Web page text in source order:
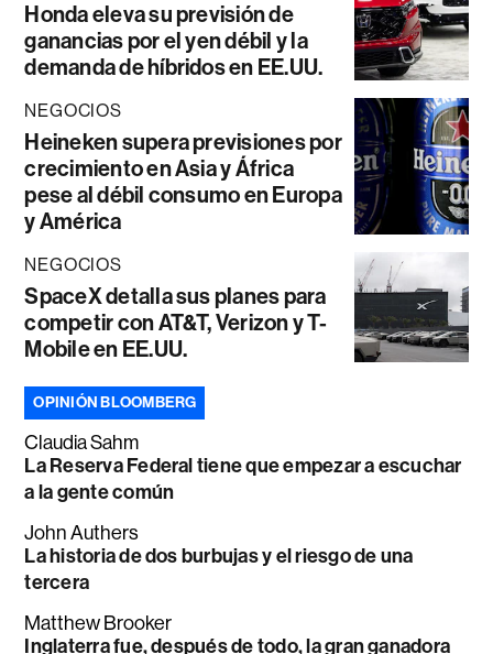
Honda eleva su previsión de
ganancias por el yen débil y la
demanda de híbridos en EE.UU.
NEGOCIOS
Heineken supera previsiones por
crecimiento en Asia y África
pese al débil consumo en Europa
y América
NEGOCIOS
SpaceX detalla sus planes para
competir con AT&T, Verizon y T-
Mobile en EE.UU.
OPINIÓN BLOOMBERG
Claudia Sahm
La Reserva Federal tiene que empezar a escuchar
a la gente común
John Authers
La historia de dos burbujas y el riesgo de una
tercera
Matthew Brooker
Inglaterra fue, después de todo, la gran ganadora